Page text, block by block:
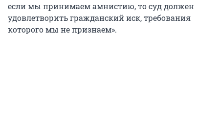
если мы принимаем амнистию, то суд должен
удовлетворить гражданский иск, требования
которого мы не признаем».